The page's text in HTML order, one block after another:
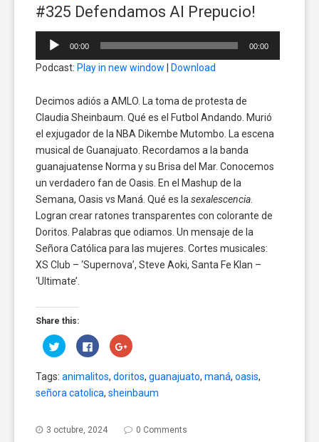
#325 Defendamos Al Prepucio!
Reproductor
audio
00:00 00:00
Podcast: Play in new window | Download
Decimos adiós a AMLO. La toma de protesta de
Claudia Sheinbaum. Qué es el Futbol Andando. Murió
el exjugador de la NBA Dikembe Mutombo. La escena
musical de Guanajuato. Recordamos a la banda
guanajuatense Norma y su Brisa del Mar. Conocemos
un verdadero fan de Oasis. En el Mashup de la
Semana, Oasis vs Maná. Qué es la sexalescencia
Logran crear ratones transparentes con colorante de
Doritos. Palabras que odiamos. Un mensaje de la
Señora Católica para las mujeres. Cortes musicales:
XS Club – ‘Supernova’, Steve Aoki, Santa Fe Klan –
‘Ultimate’.
Share this:
Click
to
share
Twitter
in
Click
to
share
Facebook
(Opens
in
Click
to
Google+
(Opens
in
Tags: animalitos, doritos, guanajuato, maná, oasis,
señora catolica, sheinbaum
3 octubre, 2024 0 Comments